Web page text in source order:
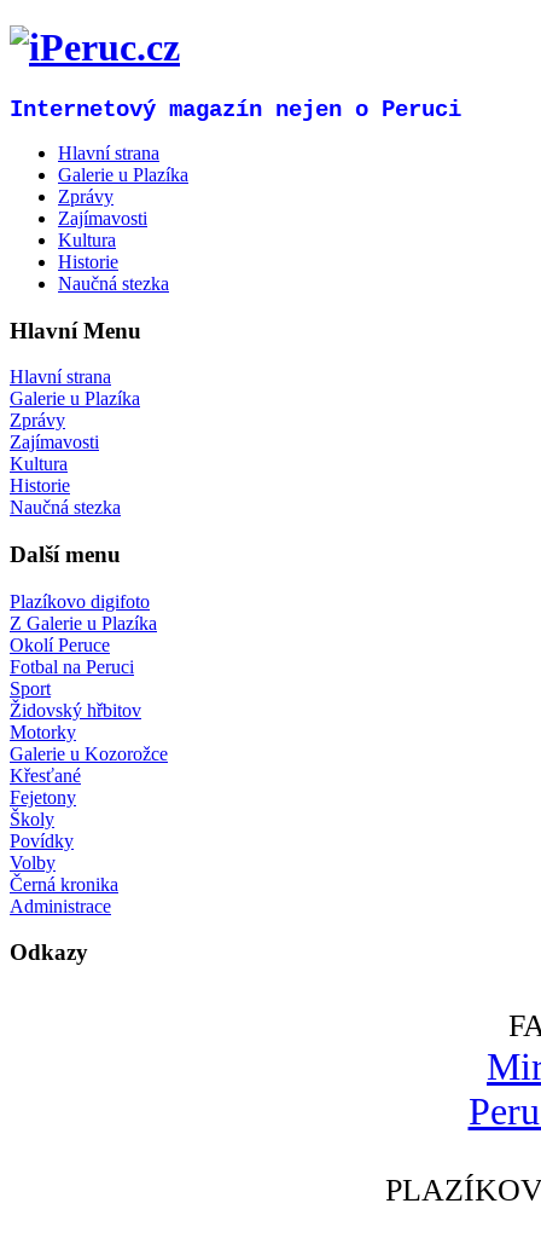
Internetový magazín nejen o Peruci
Hlavní strana
Galerie u Plazíka
Zprávy
Zajímavosti
Kultura
Historie
Naučná stezka
Hlavní Menu
Hlavní strana
Galerie u Plazíka
Zprávy
Zajímavosti
Kultura
Historie
Naučná stezka
Další menu
Plazíkovo digifoto
Z Galerie u Plazíka
Okolí Peruce
Fotbal na Peruci
Sport
Židovský hřbitov
Motorky
Galerie u Kozorožce
Křesťané
Fejetony
Školy
Povídky
Volby
Černá kronika
Administrace
Odkazy